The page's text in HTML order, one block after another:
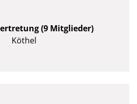
(9 Mitglieder)
Köthel